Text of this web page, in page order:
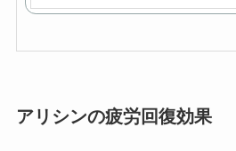
アリシンの疲労回復効果